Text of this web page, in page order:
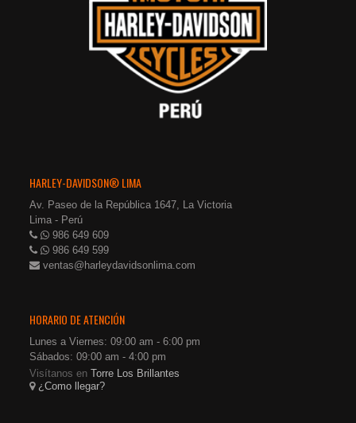
HARLEY-DAVIDSON® LIMA
Av. Paseo de la República 1647, La Victoria
Lima - Perú
986 649 609
986 649 599
ventas@harleydavidsonlima.com
HORARIO DE ATENCIÓN
Lunes a Viernes: 09:00 am - 6:00 pm
Sábados: 09:00 am - 4:00 pm
Visítanos enTorre Los Brillantes
¿Como llegar?